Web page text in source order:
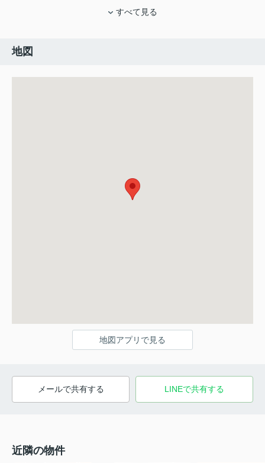
すべて見る
地図
地図アプリで見る
メールで共有する LINEで共有する
近隣の物件